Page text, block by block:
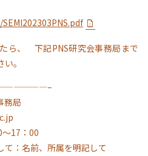
ら、 下記PNS研究会事務局まで
。
務局
17：00
：名前、所属を明記して